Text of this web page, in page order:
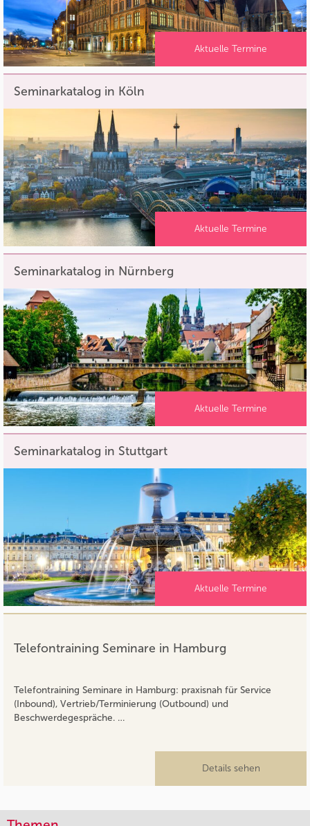
Aktuelle Termine
Seminarkatalog in Köln
Aktuelle Termine
Seminarkatalog in Nürnberg
Aktuelle Termine
Seminarkatalog in Stuttgart
Aktuelle Termine
Telefontraining Seminare in Hamburg
Telefontraining Seminare in Hamburg: praxisnah für Service
(Inbound), Vertrieb/Terminierung (Outbound) und
Beschwerdegespräche. …
Details sehen